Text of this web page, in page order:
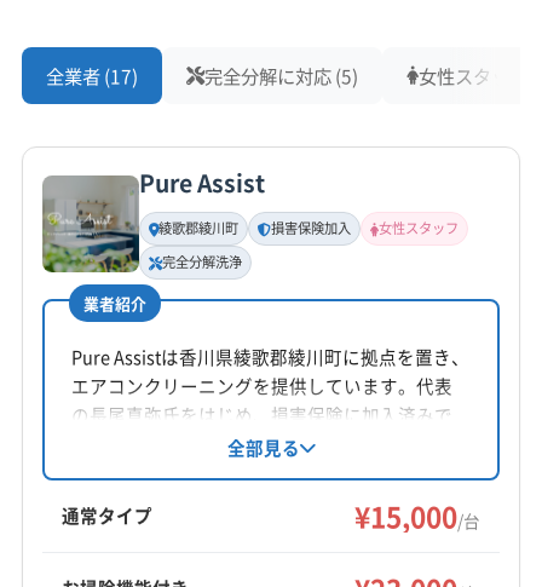
全業者 (17) 完全分解に対応 (5) 女性スタッフ
Pure Assist
綾歌郡綾川町 損害保険加入
女性スタッフ
完全分解洗浄
業者紹介
Pure Assistは香川県綾歌郡綾川町に拠点を置き、
エアコンクリーニングを提供しています。代表
の長尾真弥氏をはじめ、損害保険に加入済みで
す。女性スタッフの同行も可能。完全分解洗浄
にも対応し、丁寧な作業が特徴です。東かがわ
市や高松市など香川県内が対応エリアです。
全部見る
通常タイプ ¥15,000/台